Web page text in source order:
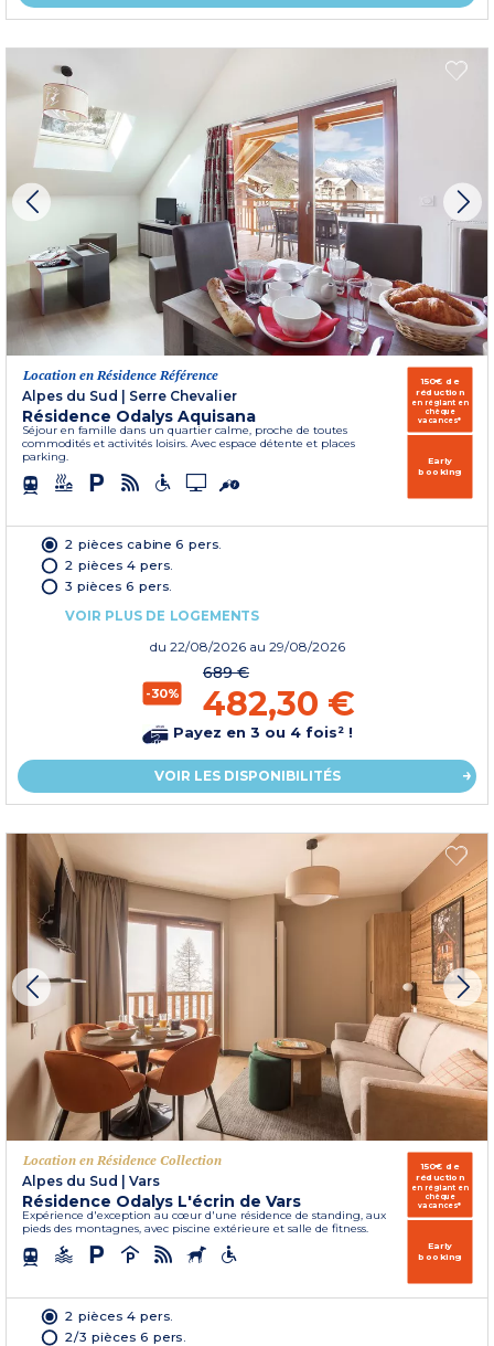
Location en Résidence Référence
Alpes du Sud
Serre Chevalier
Résidence Odalys Aquisana
Séjour en famille dans un quartier calme, proche de toutes
commodités et activités loisirs. Avec espace détente et places
parking.
150€ de
réduction
en réglant en
chèque
vacances*
Early
booking
2 pièces cabine 6 pers.
2 pièces 4 pers.
3 pièces 6 pers.
VOIR PLUS DE LOGEMENTS
du 22/08/2026 au 29/08/2026
-30%
689 €
482,30 €
Payez en 3 ou 4 fois² !
VOIR LES DISPONIBILITÉS
Location en Résidence Collection
Alpes du Sud
Vars
Résidence Odalys L'écrin de Vars
Expérience d'exception au cœur d'une résidence de standing, aux
pieds des montagnes, avec piscine extérieure et salle de fitness.
150€ de
réduction
en réglant en
chèque
vacances*
Early
booking
2 pièces 4 pers.
2/3 pièces 6 pers.